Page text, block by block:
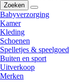
Zoeken
Babyverzorging
Kamer
Kleding
Schoenen
Spelletjes & speelgoed
Buiten en sport
Uitverkoop
Merken